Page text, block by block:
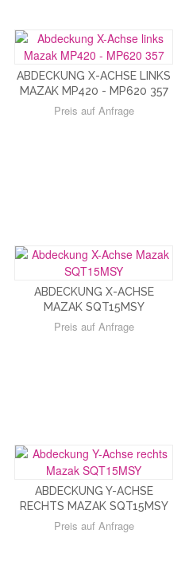
ABDECKUNG X-ACHSE LINKS
MAZAK MP420 - MP620 357
Preis auf Anfrage
ABDECKUNG X-ACHSE
MAZAK SQT15MSY
Preis auf Anfrage
ABDECKUNG Y-ACHSE
RECHTS MAZAK SQT15MSY
Preis auf Anfrage